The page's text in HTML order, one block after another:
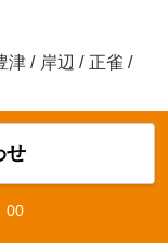
津 / 岸辺 / 正雀 /
せ
00